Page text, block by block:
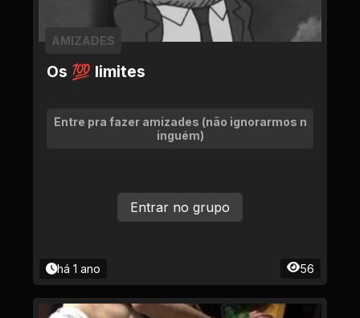
Os 💯 limites
AMIZADES
Entre pra fazer amizades (não ignorarmos n
inguém)
há 1 ano 56
Entrar no grupo